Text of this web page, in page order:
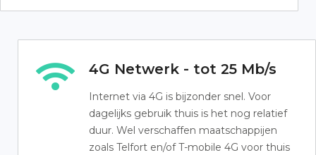
4G Netwerk - tot 25 Mb/s
Internet via 4G is bijzonder snel. Voor
dagelijks gebruik thuis is het nog relatief
duur. Wel verschaffen maatschappijen
zoals Telfort en/of T-mobile 4G voor thuis